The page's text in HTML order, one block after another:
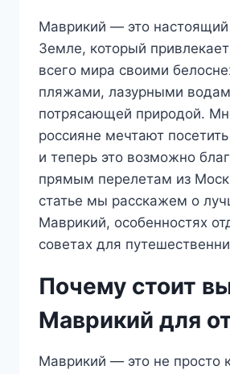
Маврикий — это настоящий
Земле, который
всего мира своими
пляжами, лазурными
потрясающей природой.
россияне мечтают посетить
и теперь это возможно
прямым перелетам из
статье мы расскажем о
Маврикий, особенностях
советах для
Почему стоит
Маврикий для
Маврикий — это не просто